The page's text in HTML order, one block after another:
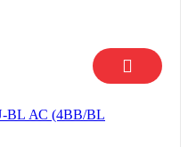
BL АС (4BB/BL